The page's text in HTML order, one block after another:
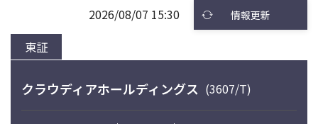
東証
2026/08/07 15:30 情報更新
クラウディアホールディングス (3607/T)